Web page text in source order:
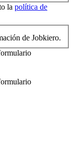
la política de
de Jobkiero.